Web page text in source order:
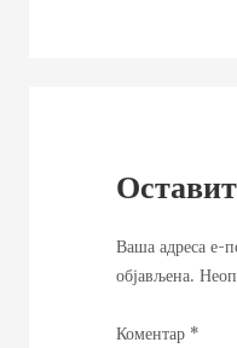
Ваша адреса е-
објављена.
Коментар *